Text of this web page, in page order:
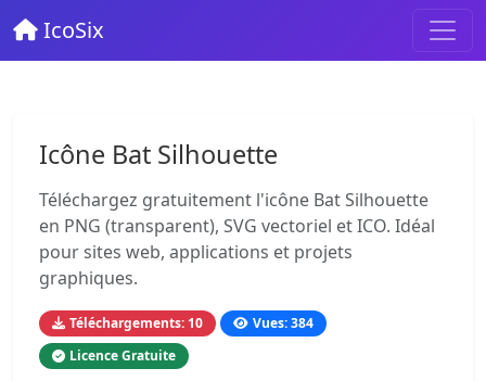
IcoSix
Icône Bat Silhouette
Téléchargez gratuitement l'icône Bat Silhouette
en PNG (transparent), SVG vectoriel et ICO. Idéal
pour sites web, applications et projets
graphiques.
Téléchargements: 10
Vues: 384
Licence Gratuite